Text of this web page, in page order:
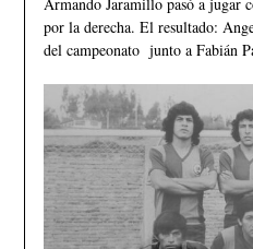
por la derecha. El resultado:
del campeonato junto a Fabián